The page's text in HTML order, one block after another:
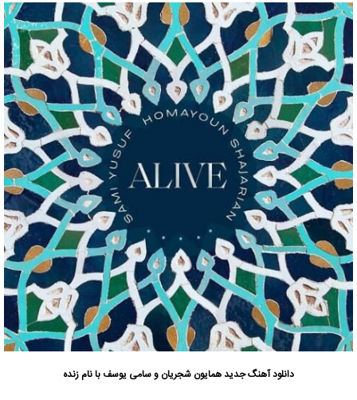
دانلود آهنگ جدیدهمایون شجریان و سامی یوسف با نام زنده